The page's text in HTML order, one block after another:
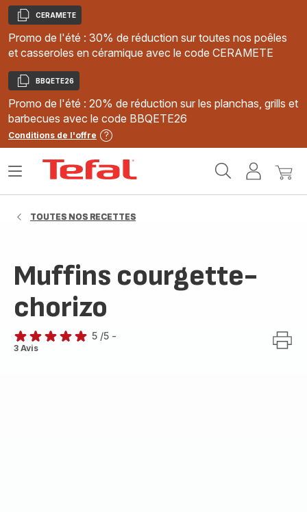
Copier
CERAMETE
Promo de l'été : 30% de réduction sur toutes nos poêles
et casseroles en céramique avec le code CERAMETE
Copier
BBQETE26
Promo de l'été : 20% de réduction sur les planchas, grills et
barbecues avec le code BBQETE26
Conditions de l'offre
MonMon
Ouvrir
TOUTES NOS RECETTES
Muffins courgette-
chorizo
Avis
5 /5 -
3 Avis